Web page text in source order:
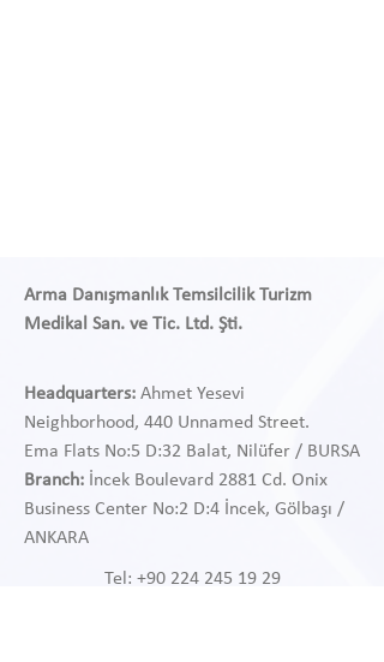
Arma Danışmanlık Temsilcilik Turizm
Medikal San. ve Tic. Ltd. Şti.
Headquarters: Ahmet Yesevi
Neighborhood, 440 Unnamed Street.
Ema Flats No:5 D:32 Balat, Nilüfer / BURSA
Branch: İncek Boulevard 2881 Cd. Onix
Business Center No:2 D:4 İncek, Gölbaşı /
ANKARA
Tel: +90 224 245 19 29